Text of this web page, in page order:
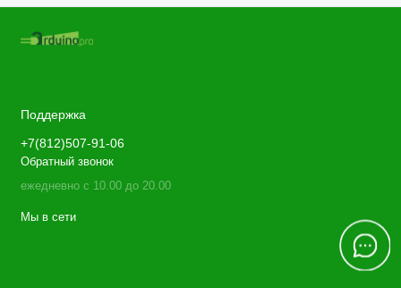
Поддержка
+7(812)507-91-06
Обратный звонок
ежедневно с 10.00 до 20.00
Мы в сети